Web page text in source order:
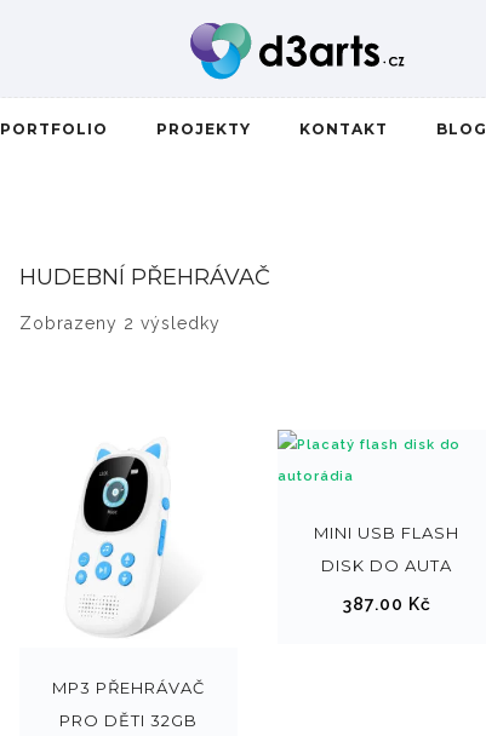
PORTFOLIO PROJEKTY KONTAKT BLOG
HUDEBNÍ PŘEHRÁVAČ
Zobrazeny 2 výsledky
MP3 PŘEHRÁVAČ
PRO DĚTI 32GB
MINI USB FLASH
DISK DO AUTA
387.00 Kč